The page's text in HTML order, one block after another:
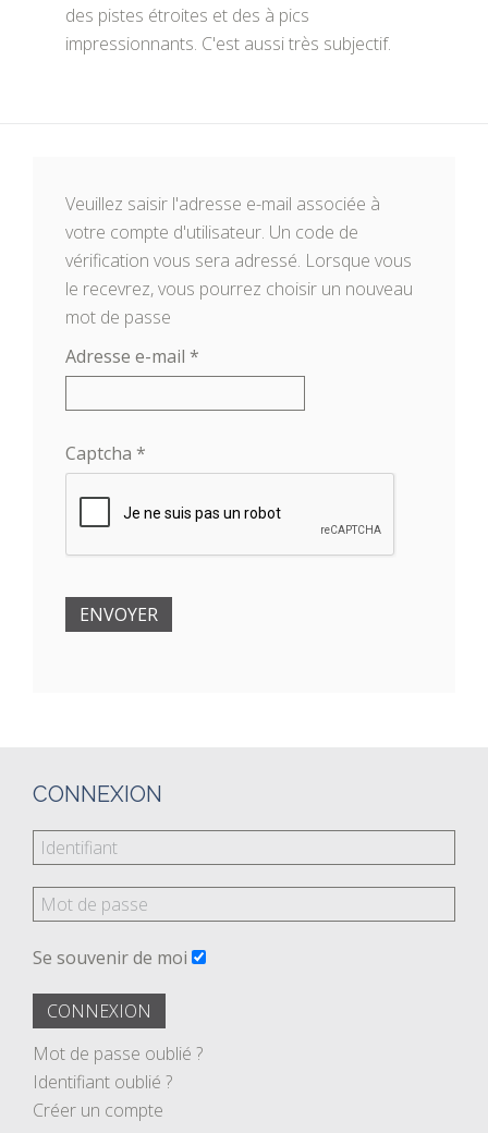
des pistes étroites et des à pics
impressionnants. C'est aussi très subjectif.
Veuillez saisir l'adresse e-mail associée à
votre compte d'utilisateur. Un code de
vérification vous sera adressé. Lorsque vous
le recevrez, vous pourrez choisir un nouveau
mot de passe
Adresse e-mail *
Captcha *
ENVOYER
CONNEXION
Se souvenir de moi
CONNEXION
Mot de passe oublié ?
Identifiant oublié ?
Créer un compte